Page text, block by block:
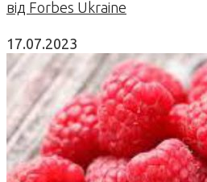
від Forbes Ukraine
17.07.2023